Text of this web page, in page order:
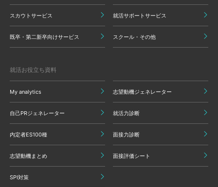
スカウトサービス 就活サポートサービス
既卒・第二新卒向けサービス スクール・その他
就活お役立ち資料
My analytics 志望動機ジェネレーター
自己PRジェネレーター 就活力診断
内定者ES100種 面接力診断
志望動機まとめ 面接評価シート
SPI対策